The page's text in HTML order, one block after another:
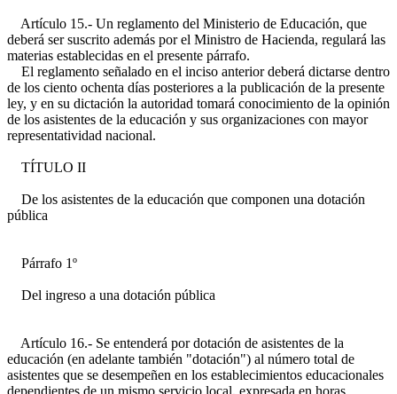
Artículo 15.- Un reglamento del Ministerio de Educación, que
deberá ser suscrito además por el Ministro de Hacienda, regulará las
materias establecidas en el presente párrafo.
El reglamento señalado en el inciso anterior deberá dictarse dentro
de los ciento ochenta días posteriores a la publicación de la presente
ley, y en su dictación la autoridad tomará conocimiento de la opinión
de los asistentes de la educación y sus organizaciones con mayor
representatividad nacional.
TÍTULO II
De los asistentes de la educación que componen una dotación
pública
Párrafo 1º
Del ingreso a una dotación pública
Artículo 16.- Se entenderá por dotación de asistentes de la
educación (en adelante también "dotación") al número total de
asistentes que se desempeñen en los establecimientos educacionales
dependientes de un mismo servicio local, expresada en horas